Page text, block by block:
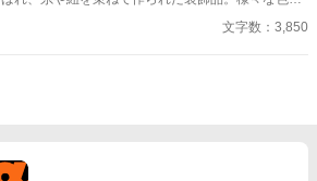
は、騎士団炎の隊の隊長である
文字数：3,850